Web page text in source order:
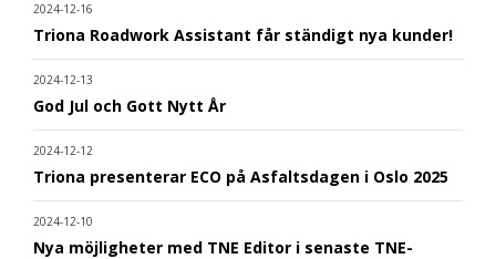
2024-12-16
Triona Roadwork Assistant får ständigt nya kunder!
2024-12-13
God Jul och Gott Nytt År
2024-12-12
Triona presenterar ECO på Asfaltsdagen i Oslo 2025
2024-12-10
Nya möjligheter med TNE Editor i senaste TNE-